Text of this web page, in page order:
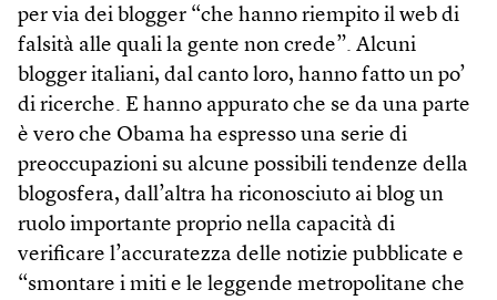
per via dei blogger “che hanno riempito il web di
falsità alle quali la gente non crede”. Alcuni
blogger italiani, dal canto loro, hanno fatto un po’
di ricerche. E hanno appurato che se da una parte
è vero che Obama ha espresso una serie di
preoccupazioni su alcune possibili tendenze della
blogosfera, dall’altra ha riconosciuto ai blog un
ruolo importante proprio nella capacità di
verificare l’accuratezza delle notizie pubblicate e
“smontare i miti e le leggende metropolitane che